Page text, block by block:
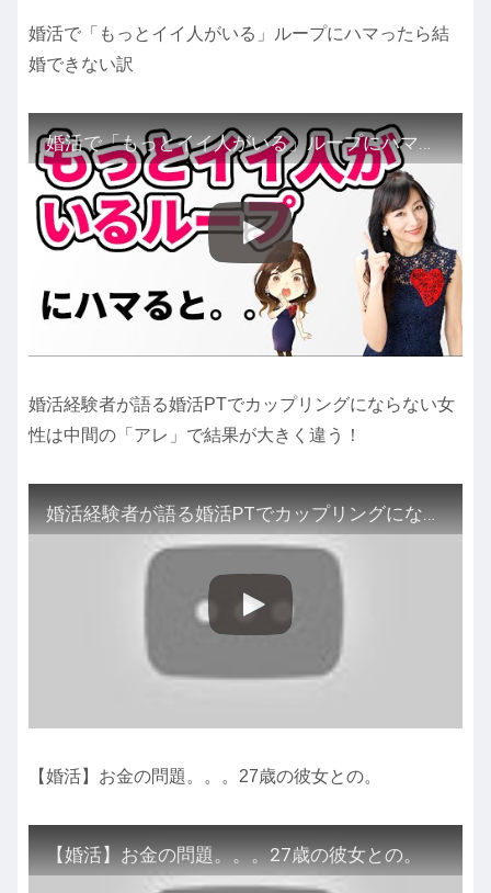
婚活で「もっとイイ人がいる」ループにハマったら結
婚できない訳
婚活で「もっとイイ人がいる」ループにハマったら結婚できない訳
婚活経験者が語る婚活PTでカップリングにならない女
性は中間の「アレ」で結果が大きく違う！
婚活経験者が語る婚活PTでカップリングにならない女性は中間の「アレ」で結果が大きく違う！
【婚活】お金の問題。。。27歳の彼女との。
【婚活】お金の問題。。。27歳の彼女との。